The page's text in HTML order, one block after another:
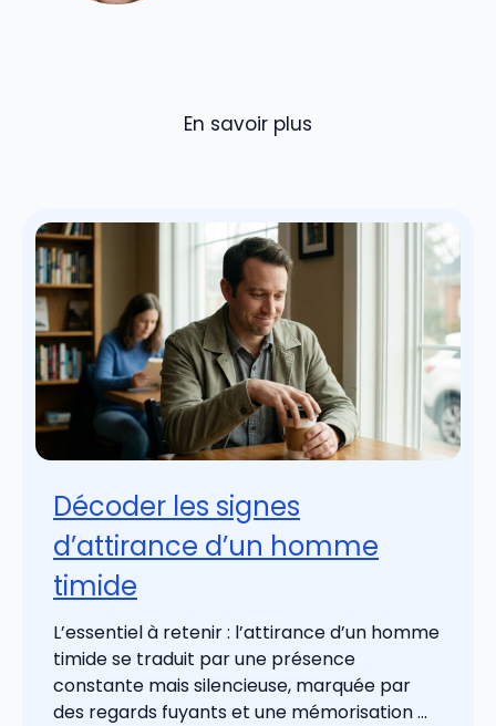
En savoir plus
Décoder les signes
d’attirance d’un homme
timide
L’essentiel à retenir : l’attirance d’un homme
timide se traduit par une présence
constante mais silencieuse, marquée par
des regards fuyants et une mémorisation ...